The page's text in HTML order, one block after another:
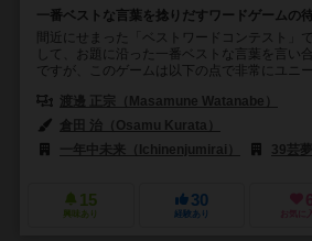
一番ベストな言葉を捻りだすワードゲームの待
間近にせまった「ベストワードコンテスト」
して、お題に沿った一番ベストな言葉を言い
ですが、このゲームは以下の点で非常にユニ
渡邊 正宗（Masamune Watanabe）
倉田 治（Osamu Kurata）
一年中未来（Ichinenjumirai）
39芸
15
興味あり
30
経験あり
6
お気に